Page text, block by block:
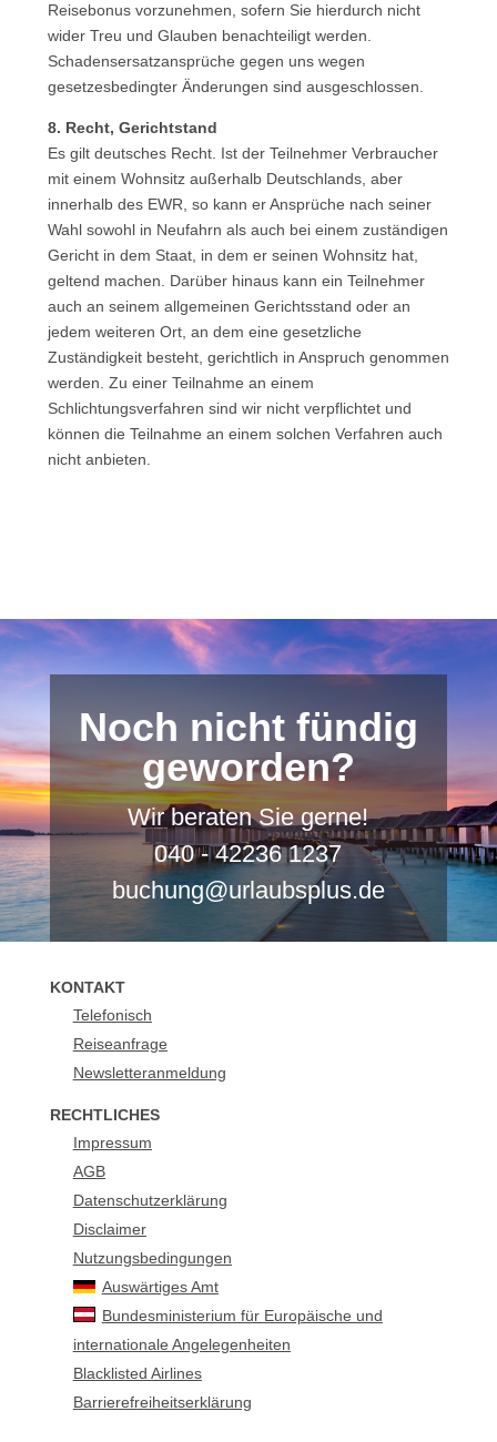
Reisebonus vorzunehmen, sofern Sie hierdurch nicht
wider Treu und Glauben benachteiligt werden.
Schadensersatzansprüche gegen uns wegen
gesetzesbedingter Änderungen sind ausgeschlossen.
8. Recht, Gerichtstand
Es gilt deutsches Recht. Ist der Teilnehmer Verbraucher
mit einem Wohnsitz außerhalb Deutschlands, aber
innerhalb des EWR, so kann er Ansprüche nach seiner
Wahl sowohl in Neufahrn als auch bei einem zuständigen
Gericht in dem Staat, in dem er seinen Wohnsitz hat,
geltend machen. Darüber hinaus kann ein Teilnehmer
auch an seinem allgemeinen Gerichtsstand oder an
jedem weiteren Ort, an dem eine gesetzliche
Zuständigkeit besteht, gerichtlich in Anspruch genommen
werden. Zu einer Teilnahme an einem
Schlichtungsverfahren sind wir nicht verpflichtet und
können die Teilnahme an einem solchen Verfahren auch
nicht anbieten.
Noch nicht fündig
geworden?
Wir beraten Sie gerne!
040 - 42236 1237
buchung@urlaubsplus.de
KONTAKT
Telefonisch
Reiseanfrage
Newsletteranmeldung
RECHTLICHES
Impressum
AGB
Datenschutzerklärung
Disclaimer
Nutzungsbedingungen
Auswärtiges Amt
Bundesministerium für Europäische und
internationale Angelegenheiten
Blacklisted Airlines
Barrierefreiheitserklärung